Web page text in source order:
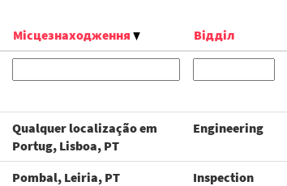
Місцезнаходження Відділ
Qualquer localização em
Portug, Lisboa, PT
Engineering
Pombal, Leiria, PT Inspection